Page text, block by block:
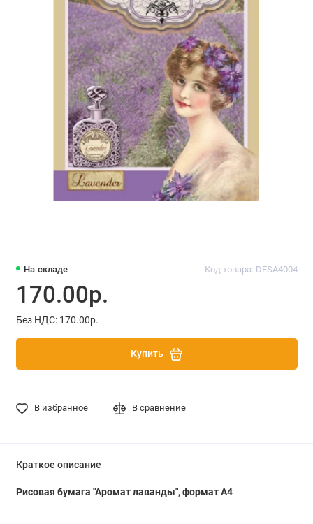
На складе Код товара: DFSA4004
170.00р.
Без НДС: 170.00р.
Купить
В избранное В сравнение
Краткое описание
Рисовая бумага "Аромат лаванды", формат А4